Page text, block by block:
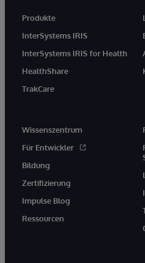
Produkte
InterSystems IRIS
InterSystems IRIS for Health
HealthShare
TrakCare
Wissenszentrum
Für Entwickler
Bildung
Zertifizierung
Impulse Blog
Ressourcen